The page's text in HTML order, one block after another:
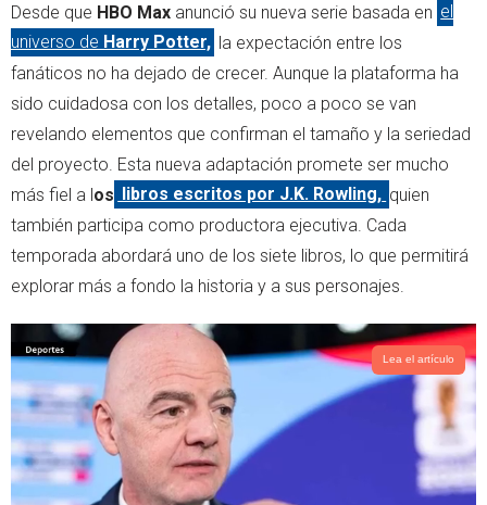
t
t
e
r
t
s
a
p
p
Desde que HBO Max anunció su nueva serie basada en el
universo de Harry Potter, la expectación entre los
fanáticos no ha dejado de crecer. Aunque la plataforma ha
sido cuidadosa con los detalles, poco a poco se van
revelando elementos que confirman el tamaño y la seriedad
del proyecto. Esta nueva adaptación promete ser mucho
más fiel a los libros escritos por J.K. Rowling, quien
también participa como productora ejecutiva. Cada
temporada abordará uno de los siete libros, lo que permitirá
explorar más a fondo la historia y a sus personajes.
Lea el artículo